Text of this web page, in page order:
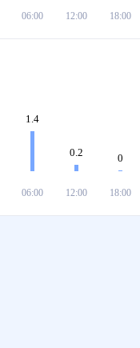
06:00 12:00 18:00
1.4
06:00
0.2
12:00
0
18:00